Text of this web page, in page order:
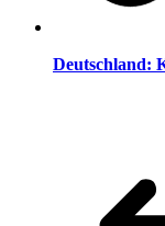
Deutschland: